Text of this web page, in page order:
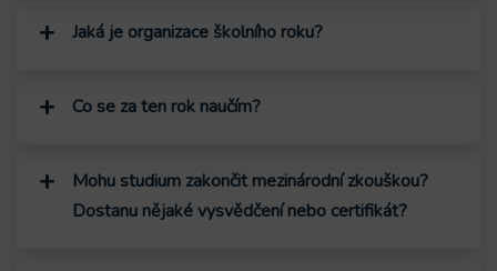
Jaká je organizace školního roku?
Co se za ten rok naučím?
Mohu studium zakončit mezinárodní zkouškou?
Dostanu nějaké vysvědčení nebo certifikát?